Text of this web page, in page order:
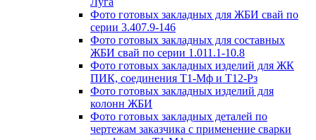
Фото готовых закладных для ЖБИ свай по
серии 3.407.9-146
Фото готовых закладных для составных
ЖБИ свай по серии 1.011.1-10.8
Фото готовых закладных изделий для ЖК
ПИК, соединения Т1-Мф и Т12-Рз
Фото готовых закладных изделий для
колонн ЖБИ
Фото готовых закладных деталей по
чертежам заказчика с применение сварки